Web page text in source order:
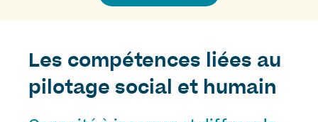
Les compétences liées au
pilotage social et humain